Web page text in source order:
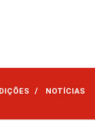
/ NOTÍCIAS